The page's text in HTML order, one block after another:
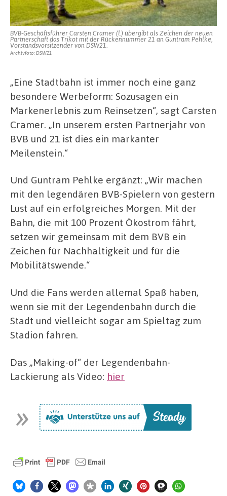
BVB-Geschäftsführer Carsten Cramer (l.) übergibt als Zeichen der neuen
Partnerschaft das Trikot mit der Rückennummer 21 an Guntram Pehlke,
Vorstandsvorsitzender von DSW21.
Archivfoto: DSW21
„Eine Stadtbahn ist immer noch eine ganz
besondere Werbeform: Sozusagen ein
Markenerlebnis zum Reinsetzen“, sagt Carsten
Cramer. „In unserem ersten Partnerjahr von
BVB und 21 ist dies ein markanter
Meilenstein.“
Und Guntram Pehlke ergänzt: „Wir machen
mit den legendären BVB-Spielern von gestern
Lust auf ein erfolgreiches Morgen. Mit der
Bahn, die mit 100 Prozent Ökostrom fährt,
setzen wir gemeinsam mit dem BVB ein
Zeichen für Nachhaltigkeit und für die
Mobilitätswende.“
Und die Fans werden allemal Spaß haben,
wenn sie mit der Legendenbahn durch die
Stadt und vielleicht sogar am Spieltag zum
Stadion fahren.
Das „Making-of“ der Legendenbahn-
Lackierung als Video: hier